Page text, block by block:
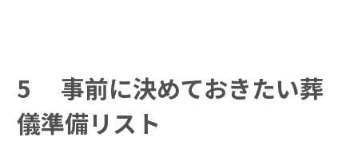
5
事前に決めておきたい葬
儀準備リスト